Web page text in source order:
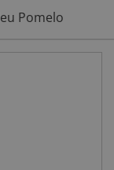
Pomelo